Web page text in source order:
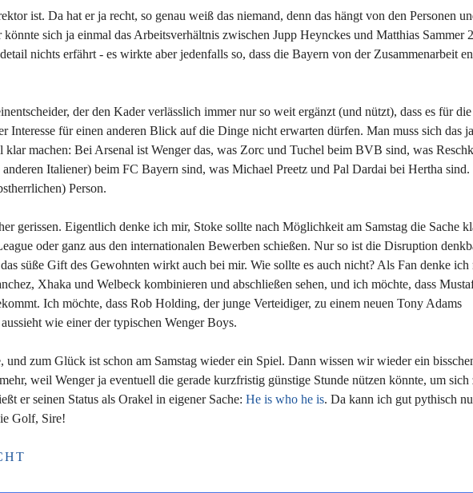
ist. Da hat er ja recht, so genau weiß das niemand, denn das hängt von den Personen
sich ja einmal das Arbeitsverhältnis zwischen Jupp Heynckes und Matthias Sammer
nichts erfährt - es wirkte aber jedenfalls so, dass die Bayern von der Zusammenarbeit
der den Kader verlässlich immer nur so weit ergänzt (und nützt), dass es für die
Interesse für einen anderen Blick auf die Dinge nicht erwarten dürfen. Man muss sich das ja
machen: Bei Arsenal ist Wenger das, was Zorc und Tuchel beim BVB sind, was
Italiener) beim FC Bayern sind, was Michael Preetz und Pal Dardai bei Hertha sind.
Person.
gerissen. Eigentlich denke ich mir, Stoke sollte nach Möglichkeit am Samstag die Sache
oder ganz aus den internationalen Bewerben schießen. Nur so ist die Disruption
süße Gift des Gewohnten wirkt auch bei mir. Wie sollte es auch nicht? Als Fan denke ich
Xhaka und Welbeck kombinieren und abschließen sehen, und ich möchte, dass
Ich möchte, dass Rob Holding, der junge Verteidiger, zu einem neuen Tony Adams
wie einer der typischen Wenger Boys.
und zum Glück ist schon am Samstag wieder ein Spiel. Dann wissen wir wieder ein
weil Wenger ja eventuell die gerade kurzfristig günstige Stunde nützen könnte, um sich
er seinen Status als Orakel in eigener Sache: He is who he is. Da kann ich gut pythisch
Golf, Sire!